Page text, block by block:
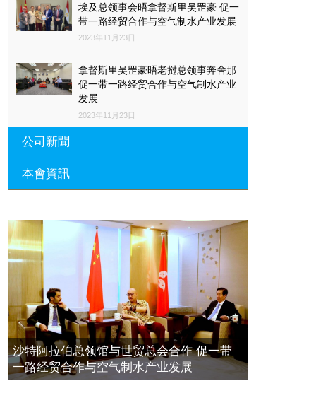
埃及总领事会晤拿督斯里吴罡豪 促一
带一路经贸合作与空气制水产业发展
2023年11月23日
拿督斯里吴罡豪晤老挝总领事奔舍那
促一带一路经贸合作与空气制水产业
发展
2023年11月23日
公司新聞
一带一路经贸合作与空气制水产业发
2023年11月23日
埃及总领事会晤拿督斯里吴罡豪 促一
带一路经贸合作与空气制水产业发展
2023年11月23日
拿督斯里吴罡豪晤土耳其总领事 促一
带一路经贸合作与空气制水产业发展
2023年11月23日
本會資訊
長瑚蒞臨 天泉鼎豐深圳總部及國際標
量波量子研究院
2021年12月10日
標量波光量子導入系統聯合國總部拿
督斯裏吳達鎔教授首發
2021年12月10日
空氣制水發明人吳達鎔出席聯合國環
境科政商管治聯盟會議
沙特阿拉伯总领馆与世贸总会合作 促一带
一路经贸合作与空气制水产业发展